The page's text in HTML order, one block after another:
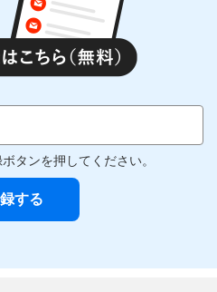
タンを押してください。